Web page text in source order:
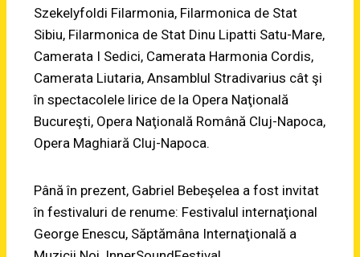
Szekelyfoldi Filarmonia, Filarmonica de Stat
Sibiu, Filarmonica de Stat Dinu Lipatti Satu-Mare,
Camerata I Sedici, Camerata Harmonia Cordis,
Camerata Liutaria, Ansamblul Stradivarius cât şi
în spectacolele lirice de la Opera Naţională
Bucureşti, Opera Naţională Română Cluj-Napoca,
Opera Maghiară Cluj-Napoca.
Până în prezent, Gabriel Bebeşelea a fost invitat
în festivaluri de renume: Festivalul internaţional
George Enescu, Săptămâna Internaţională a